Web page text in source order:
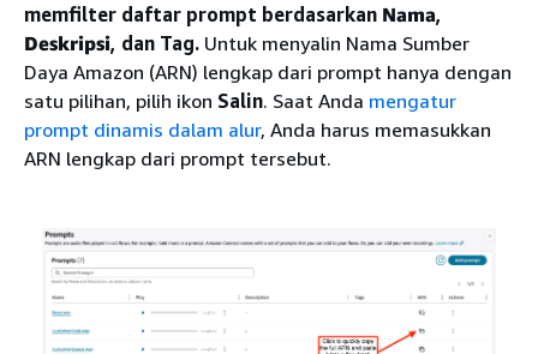
memfilter daftar prompt berdasarkan Nama,
Deskripsi, dan Tag. Untuk menyalin Nama Sumber
Daya Amazon (ARN) lengkap dari prompt hanya dengan
satu pilihan, pilih ikon Salin. Saat Anda mengatur
prompt dinamis dalam alur, Anda harus memasukkan
ARN lengkap dari prompt tersebut.